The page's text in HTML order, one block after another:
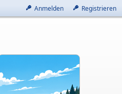
Anmelden Registrieren